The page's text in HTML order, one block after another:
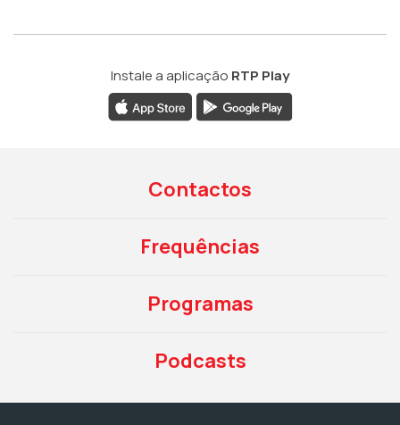
Instale a aplicação RTP Play
Contactos
Frequências
Programas
Podcasts